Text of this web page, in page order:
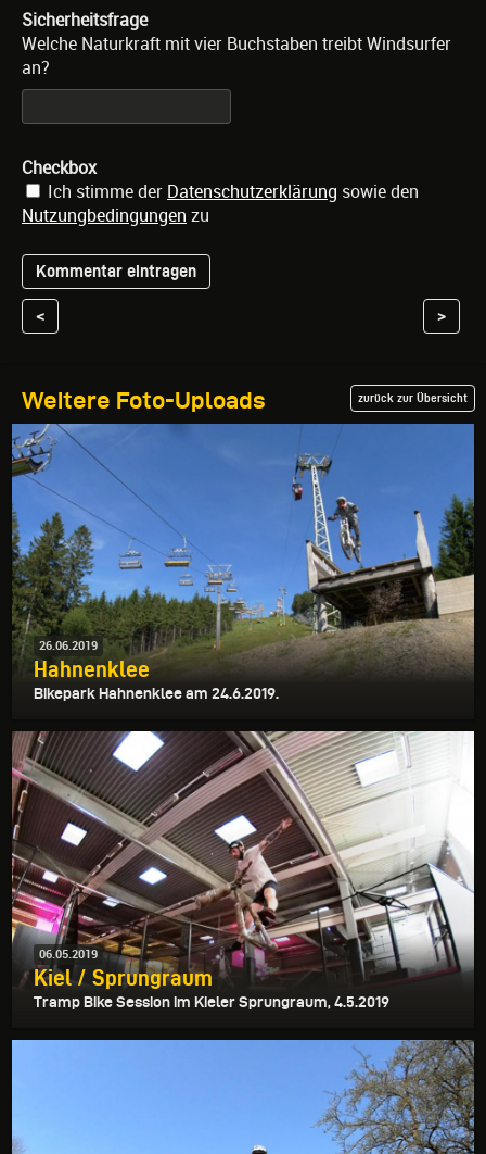
Sicherheitsfrage
Welche Naturkraft mit vier Buchstaben treibt Windsurfer
an?
Checkbox
Ich stimme der Datenschutzerklärung sowie den
Nutzungbedingungen zu
< >
Weitere Foto-Uploads zurück zur Übersicht
26.06.2019
Hahnenklee
Bikepark Hahnenklee am 24.6.2019.
06.05.2019
Kiel / Sprungraum
Tramp Bike Session im Kieler Sprungraum, 4.5.2019